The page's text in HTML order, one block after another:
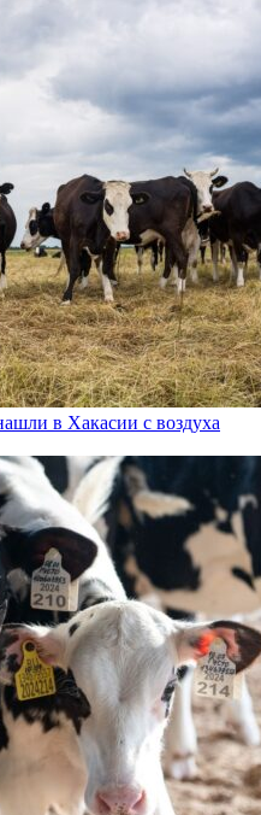
в Хакасии с воздуха